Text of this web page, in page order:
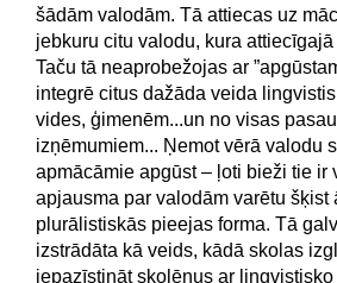
šādām valodām. Tā attiecas uz
jebkuru citu valodu, kura
Taču tā neaprobežojas ar
integrē citus dažāda veida
vides, ģimenēm...un no visas
izņēmumiem... Ņemot vērā valodu
apmācāmie apgūst – ļoti bieži tie ir
apjausma par valodām varētu šķist
plurālistiskās pieejas forma. Tā
izstrādāta kā veids, kādā skolas
iepazīstināt skolēnus ar